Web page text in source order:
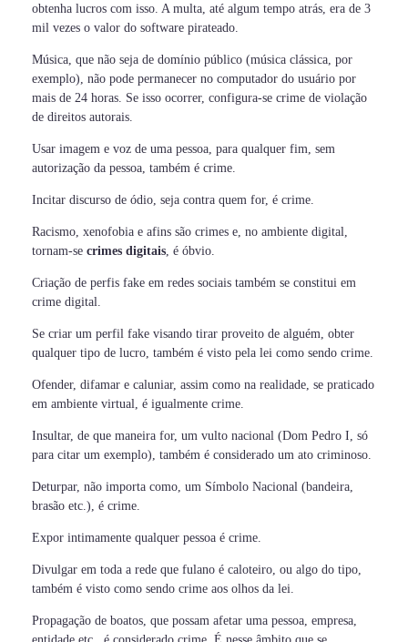
obtenha lucros com isso. A multa, até algum tempo atrás, era de 3
mil vezes o valor do software pirateado.
Música, que não seja de domínio público (música clássica, por
exemplo), não pode permanecer no computador do usuário por
mais de 24 horas. Se isso ocorrer, configura-se crime de violação
de direitos autorais.
Usar imagem e voz de uma pessoa, para qualquer fim, sem
autorização da pessoa, também é crime.
Incitar discurso de ódio, seja contra quem for, é crime.
Racismo, xenofobia e afins são crimes e, no ambiente digital,
tornam-se crimes digitais , é óbvio.
Criação de perfis fake em redes sociais também se constitui em
crime digital.
Se criar um perfil fake visando tirar proveito de alguém, obter
qualquer tipo de lucro, também é visto pela lei como sendo crime.
Ofender, difamar e caluniar, assim como na realidade, se praticado
em ambiente virtual, é igualmente crime.
Insultar, de que maneira for, um vulto nacional (Dom Pedro I, só
para citar um exemplo), também é considerado um ato criminoso.
Deturpar, não importa como, um Símbolo Nacional (bandeira,
brasão etc.), é crime.
Expor intimamente qualquer pessoa é crime.
Divulgar em toda a rede que fulano é caloteiro, ou algo do tipo,
também é visto como sendo crime aos olhos da lei.
Propagação de boatos, que possam afetar uma pessoa, empresa,